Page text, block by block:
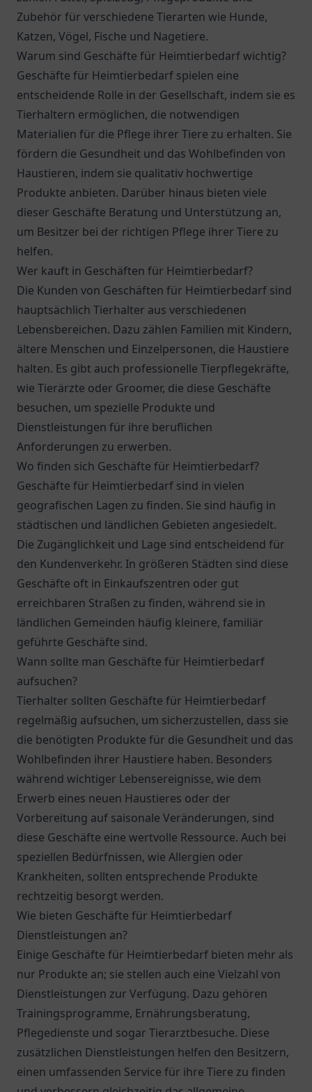
Zubehör für verschiedene Tierarten wie Hunde,
Katzen, Vögel, Fische und Nagetiere.
Warum sind Geschäfte für Heimtierbedarf wichtig?
Geschäfte für Heimtierbedarf spielen eine
entscheidende Rolle in der Gesellschaft, indem sie es
Tierhaltern ermöglichen, die notwendigen
Materialien für die Pflege ihrer Tiere zu erhalten. Sie
fördern die Gesundheit und das Wohlbefinden von
Haustieren, indem sie qualitativ hochwertige
Produkte anbieten. Darüber hinaus bieten viele
dieser Geschäfte Beratung und Unterstützung an,
um Besitzer bei der richtigen Pflege ihrer Tiere zu
helfen.
Wer kauft in Geschäften für Heimtierbedarf?
Die Kunden von Geschäften für Heimtierbedarf sind
hauptsächlich Tierhalter aus verschiedenen
Lebensbereichen. Dazu zählen Familien mit Kindern,
ältere Menschen und Einzelpersonen, die Haustiere
halten. Es gibt auch professionelle Tierpflegekräfte,
wie Tierärzte oder Groomer, die diese Geschäfte
besuchen, um spezielle Produkte und
Dienstleistungen für ihre beruflichen
Anforderungen zu erwerben.
Wo finden sich Geschäfte für Heimtierbedarf?
Geschäfte für Heimtierbedarf sind in vielen
geografischen Lagen zu finden. Sie sind häufig in
städtischen und ländlichen Gebieten angesiedelt.
Die Zugänglichkeit und Lage sind entscheidend für
den Kundenverkehr. In größeren Städten sind diese
Geschäfte oft in Einkaufszentren oder gut
erreichbaren Straßen zu finden, während sie in
ländlichen Gemeinden häufig kleinere, familiär
geführte Geschäfte sind.
Wann sollte man Geschäfte für Heimtierbedarf
aufsuchen?
Tierhalter sollten Geschäfte für Heimtierbedarf
regelmäßig aufsuchen, um sicherzustellen, dass sie
die benötigten Produkte für die Gesundheit und das
Wohlbefinden ihrer Haustiere haben. Besonders
während wichtiger Lebensereignisse, wie dem
Erwerb eines neuen Haustieres oder der
Vorbereitung auf saisonale Veränderungen, sind
diese Geschäfte eine wertvolle Ressource. Auch bei
speziellen Bedürfnissen, wie Allergien oder
Krankheiten, sollten entsprechende Produkte
rechtzeitig besorgt werden.
Wie bieten Geschäfte für Heimtierbedarf
Dienstleistungen an?
Einige Geschäfte für Heimtierbedarf bieten mehr als
nur Produkte an; sie stellen auch eine Vielzahl von
Dienstleistungen zur Verfügung. Dazu gehören
Trainingsprogramme, Ernährungsberatung,
Pflegedienste und sogar Tierarztbesuche. Diese
zusätzlichen Dienstleistungen helfen den Besitzern,
einen umfassenden Service für ihre Tiere zu finden